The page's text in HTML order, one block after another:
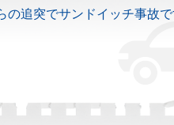
の追突でサンドイッチ事故